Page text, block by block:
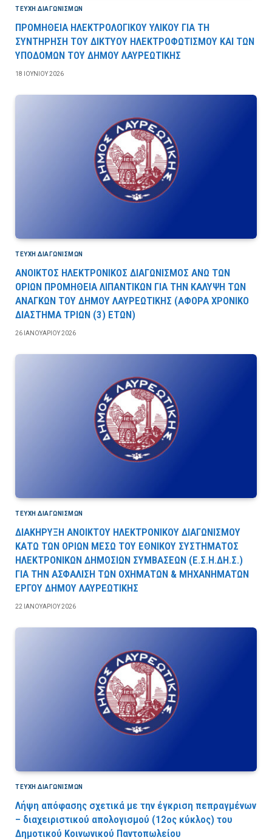
ΤΕΎΧΗ ΔΙΑΓΩΝΙΣΜΏΝ
ΠΡΟΜΗΘΕΙΑ ΗΛΕΚΤΡΟΛΟΓΙΚΟΥ ΥΛΙΚΟΥ ΓΙΑ ΤΗ
ΣΥΝΤΗΡΗΣΗ ΤΟΥ ΔΙΚΤΥΟΥ ΗΛΕΚΤΡΟΦΩΤΙΣΜΟΥ ΚΑΙ ΤΩΝ
ΥΠΟΔΟΜΩΝ ΤΟΥ ΔΗΜΟΥ ΛΑΥΡΕΩΤΙΚΗΣ
18 ΙΟΥΝΊΟΥ 2026
ΤΕΎΧΗ ΔΙΑΓΩΝΙΣΜΏΝ
ΑΝΟΙΚΤΟΣ ΗΛΕΚΤΡΟΝΙΚΟΣ ΔΙΑΓΩΝΙΣΜΟΣ ΑΝΩ ΤΩΝ
ΟΡΙΩΝ ΠΡΟΜΗΘΕΙΑ ΛΙΠΑΝΤΙΚΩΝ ΓΙΑ ΤΗΝ ΚΑΛΥΨΗ ΤΩΝ
ΑΝΑΓΚΩΝ ΤΟΥ ΔΗΜΟΥ ΛΑΥΡΕΩΤΙΚΗΣ (ΑΦΟΡΑ ΧΡΟΝΙΚΟ
ΔΙΑΣΤΗΜΑ ΤΡΙΩΝ (3) ΕΤΩΝ)
26 ΙΑΝΟΥΑΡΊΟΥ 2026
ΤΕΎΧΗ ΔΙΑΓΩΝΙΣΜΏΝ
ΔΙΑΚΗΡΥΞΗ ΑΝΟΙΚΤΟΥ ΗΛΕΚΤΡΟΝΙΚΟΥ ΔΙΑΓΩΝΙΣΜΟΥ
ΚΑΤΩ ΤΩΝ ΟΡΙΩΝ ΜΕΣΩ ΤΟΥ ΕΘΝΙΚΟΥ ΣΥΣΤΗΜΑΤΟΣ
ΗΛΕΚΤΡΟΝΙΚΩΝ ΔΗΜΟΣΙΩΝ ΣΥΜΒΑΣΕΩΝ (Ε.Σ.Η.ΔΗ.Σ.)
ΓΙΑ ΤΗΝ ΑΣΦΑΛΙΣΗ ΤΩΝ ΟΧΗΜΑΤΩΝ & ΜΗΧΑΝΗΜΑΤΩΝ
ΕΡΓΟΥ ΔΗΜΟΥ ΛΑΥΡΕΩΤΙΚΗΣ
22 ΙΑΝΟΥΑΡΊΟΥ 2026
ΤΕΎΧΗ ΔΙΑΓΩΝΙΣΜΏΝ
Λήψη απόφασης σχετικά με την έγκριση πεπραγμένων
– διαχειριστικού απολογισμού (12ος κύκλος) του
Δημοτικού Κοινωνικού Παντοπωλείου